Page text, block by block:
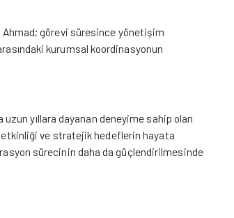
Ahmad; görevi süresince yönetişim
kurumsal koordinasyonun
yıllara dayanan deneyime sahip olan
ve stratejik hedeflerin hayata
sürecinin daha da güçlendirilmesinde